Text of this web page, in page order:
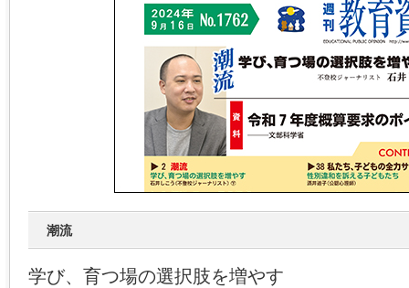
潮流
学び、育つ場の選択肢を増やす